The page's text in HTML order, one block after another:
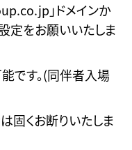
」ドメインか
定をお願いいたしま
です。(同伴者入場
固くお断りいたしま